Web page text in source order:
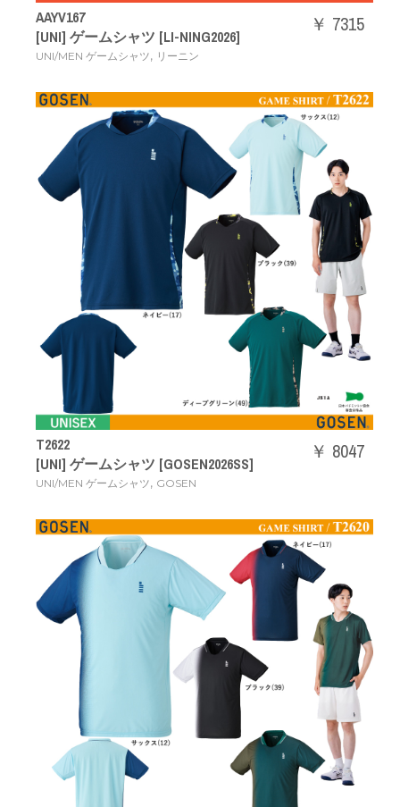
AAYV167
[UNI] ゲームシャツ [LI-NING2026]
UNI/MEN ゲームシャツ, リーニン
￥ 7315
T2622
[UNI] ゲームシャツ [GOSEN2026SS]
UNI/MEN ゲームシャツ, GOSEN
￥ 8047